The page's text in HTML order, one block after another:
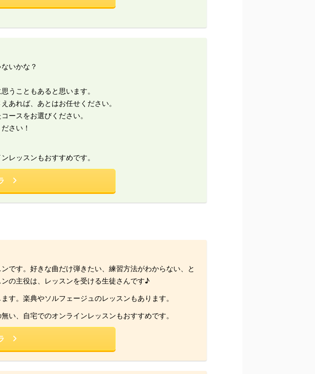
いかな？
うこともあると思います。
あれば、あとはお任せください。
ースをお選びください。
さい！
レッスンもおすすめです。
です。好きな曲だけ弾きたい、練習方法がわからない、と
の主役は、レッスンを受ける生徒さんです♪
す。楽典やソルフェージュのレッスンもあります。
い、自宅でのオンラインレッスンもおすすめです。